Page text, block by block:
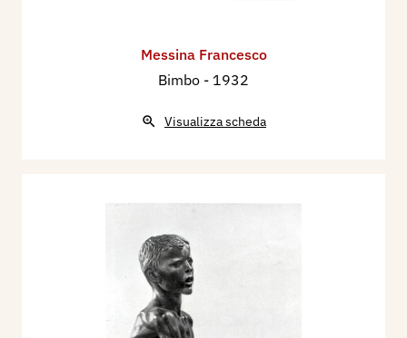
Messina Francesco
Bimbo - 1932
Visualizza scheda